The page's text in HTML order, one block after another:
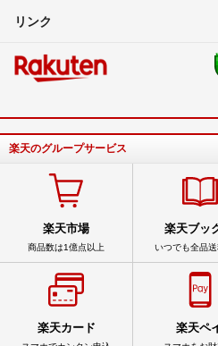
リンク
楽天のグループサービス
楽天市場
商品数は1億点以上
楽天ブッ
いつでも全品
楽天カード 楽天ペ